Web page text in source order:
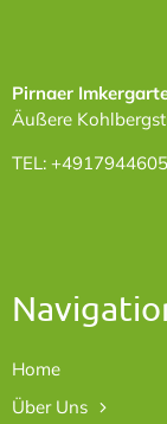
Pirnaer
Äußere
TEL:
Home
Über Uns